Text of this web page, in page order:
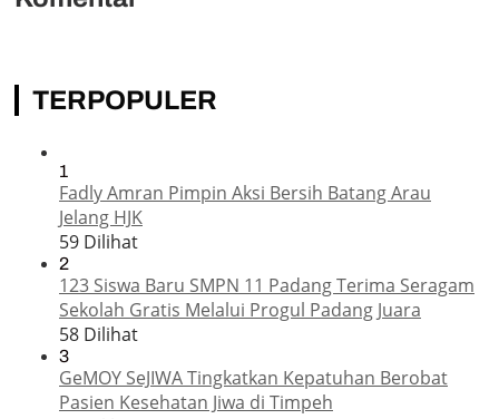
TERPOPULER
1
Fadly Amran Pimpin Aksi Bersih Batang Arau
Jelang HJK
59 Dilihat
2
123 Siswa Baru SMPN 11 Padang Terima Seragam
Sekolah Gratis Melalui Progul Padang Juara
58 Dilihat
3
GeMOY SeJIWA Tingkatkan Kepatuhan Berobat
Pasien Kesehatan Jiwa di Timpeh